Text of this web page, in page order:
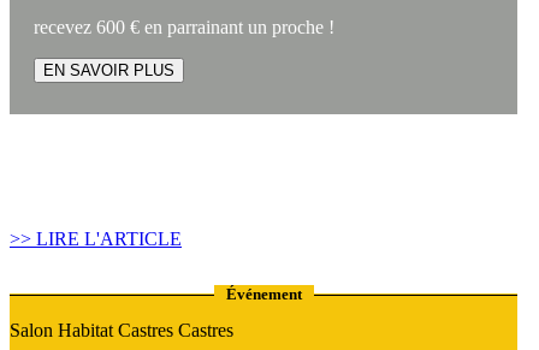
recevez 600 € en parrainant un proche !
EN SAVOIR PLUS
>> LIRE L'ARTICLE
Événement
Salon Habitat Castres Castres